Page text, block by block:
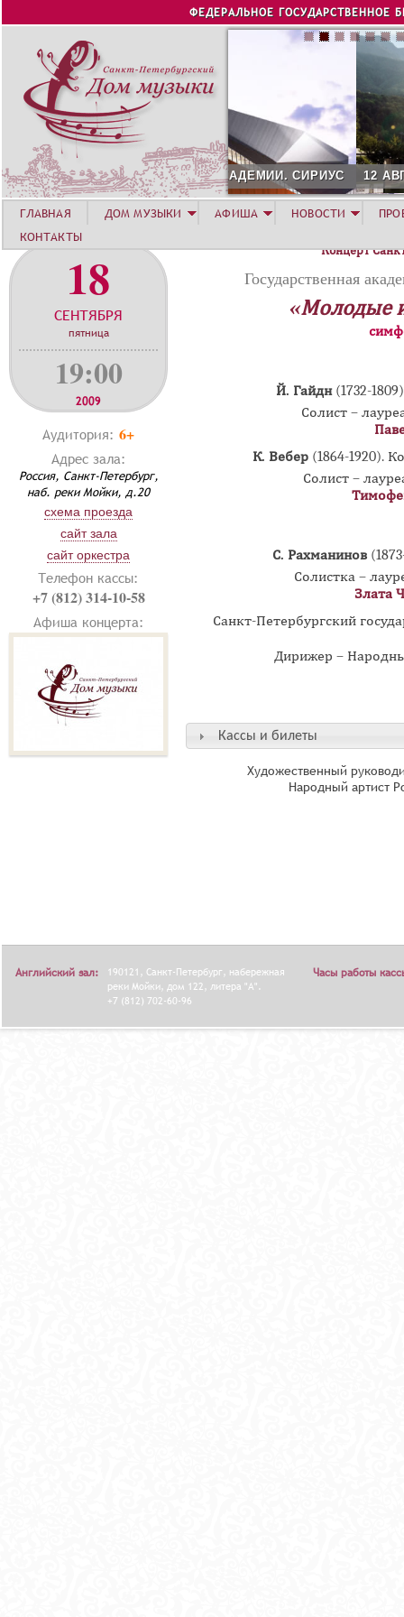
Jump to navigation
ФЕДЕРАЛЬНОЕ ГОСУДАРСТВЕННОЕ
12 АВГУСТА. КОНЦЕРТ
18
СЕНТЯБРЯ
пятница
19:00
2009
Аудитория: 6+
Адрес зала:
Россия, Санкт-Петербург,
наб. реки Мойки, д.20
схема проезда
сайт зала
сайт оркестра
Телефон кассы:
+7 (812) 314-10-58
Афиша концерта:
Концерт
Государственная
«Молодые
Й. Гайдн (1732-
Солист –
К. Вебер (1864-1920).
Солист –
С. Рахманинов
Солистка –
Злата
Санкт-Петербургский
Дирижер –
Кассы и билеты
Художественный
Народный артист
ГЛАВНАЯ ДОМ МУЗЫКИ АФИША НОВОСТИ
КОНТАКТЫ
Английский зал:
190121, Санкт-Петербург, набережная
реки Мойки, дом 122, литера "А".
+7 (812) 702-60-96
Часы работы